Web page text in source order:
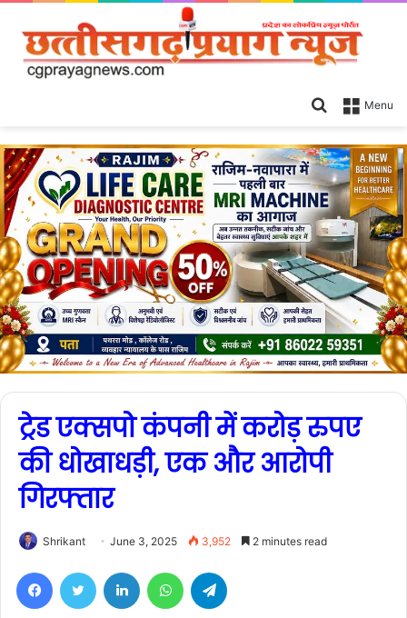
Menu
Search
ट्रेड एक्सपो कंपनी में करोड़ रुपए
की धोखाधड़ी, एक और आरोपी
गिरफ्तार
Shrikant June 3, 2025 3,952 2 minutes read